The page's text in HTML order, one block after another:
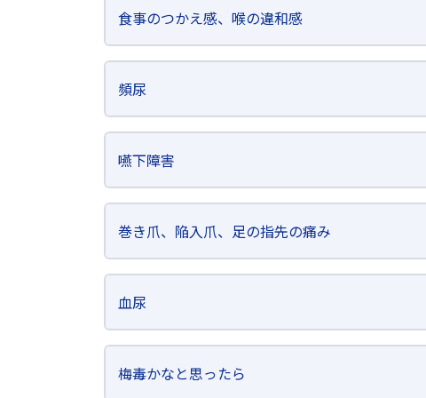
食事のつかえ感、喉の違和感
頻尿
嚥下障害
巻き爪、陥入爪、足の指先の痛み
血尿
梅毒かなと思ったら